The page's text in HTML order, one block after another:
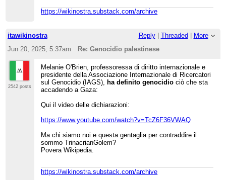
genocidio sarebbe quello metodico dei nazisti, in
barba a tutte le definizioni accademiche e
https://wikinostra.substack.com/archive
itawikinostra Reply| Threaded
More
Jun 20, 2025; 5:37am
Re: Genocidio palestinese
2542 posts
Melanie O'Brien, professoressa di diritto internazionale e
presidente della Associazione Internazionale di Ricercatori
sul Genocidio (IAGS), ha definito genocidio ciò che sta
accadendo a Gaza:
Qui il video delle dichiarazioni:
https://www.youtube.com/watch?v=TcZ6F36VWAQ
Ma chi siamo noi e questa gentaglia per contraddire il
sommo TrinacrianGolem?
Povera Wikipedia.
https://wikinostra.substack.com/archive